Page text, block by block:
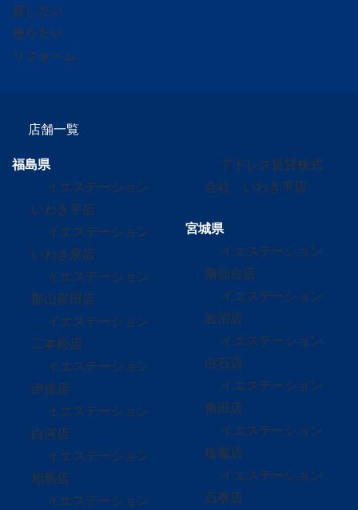
貸したい
借りたい
リフォーム
店舗一覧
福島県
イエステーション
いわき平店
イエステーション
いわき泉店
イエステーション
郡山富田店
イエステーション
二本松店
イエステーション
伊達店
イエステーション
白河店
イエステーション
相馬店
イエステーション
アドレス賃貸株式
会社 いわき平店
宮城県
イエステーション
南仙台店
イエステーション
岩沼店
イエステーション
白石店
イエステーション
角田店
イエステーション
塩竈店
イエステーション
石巻店